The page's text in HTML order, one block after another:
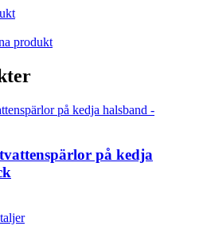
produkt
på kedja